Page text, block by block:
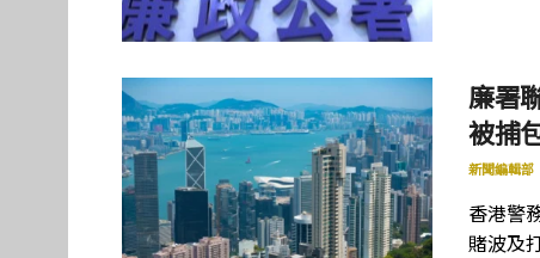
廉署
被捕
新聞編輯部
香港警
賭波及